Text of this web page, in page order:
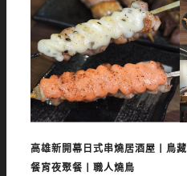
高雄新開幕日式串燒居酒屋丨鳥
餐宵夜聚餐丨職人燒鳥